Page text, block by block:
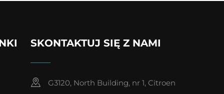
SKONTAKTUJ SIĘ Z NAMI
G3120, North Building, nr 1, Citroen